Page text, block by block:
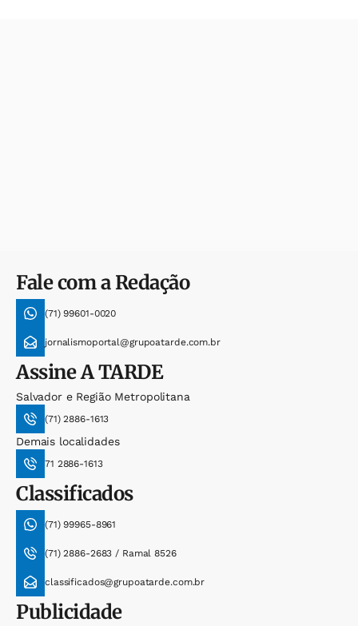
Fale com a Redação
(71) 99601-0020
jornalismoportal@grupoatarde.com.br
AssineA TARDE
Salvador e Região Metropolitana
(71) 2886-1613
Demais localidades
71 2886-1613
Classificados
(71) 99965-8961
(71) 2886-2683 / Ramal 8526
classificados@grupoatarde.com.br
Publicidade